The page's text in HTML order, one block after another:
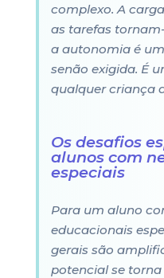
complexo. A
as tarefas
a autonomia é
senão exigida. É
qualquer criança
Os desafios
alunos com
especiais
Para um aluno
educacionais
gerais são
potencial se